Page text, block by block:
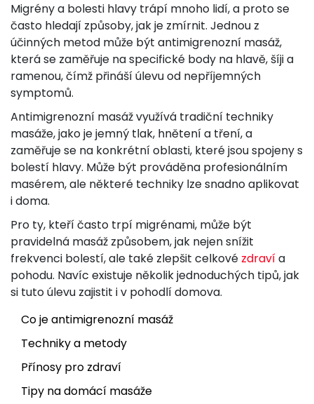
Migrény a bolesti hlavy trápí mnoho lidí, a proto se
často hledají způsoby, jak je zmírnit. Jednou z
účinných metod může být antimigrenozní masáž,
která se zaměřuje na specifické body na hlavě, šíji a
ramenou, čímž přináší úlevu od nepříjemných
symptomů.
Antimigrenozní masáž využívá tradiční techniky
masáže, jako je jemný tlak, hnětení a tření, a
zaměřuje se na konkrétní oblasti, které jsou spojeny s
bolestí hlavy. Může být prováděna profesionálním
masérem, ale některé techniky lze snadno aplikovat
i doma.
Pro ty, kteří často trpí migrénami, může být
pravidelná masáž způsobem, jak nejen snížit
frekvenci bolestí, ale také zlepšit celkové zdravía
pohodu. Navíc existuje několik jednoduchých tipů, jak
si tuto úlevu zajistit i v pohodlí domova.
Co je antimigrenozní masáž
Techniky a metody
Přínosy pro zdraví
Tipy na domácí masáže